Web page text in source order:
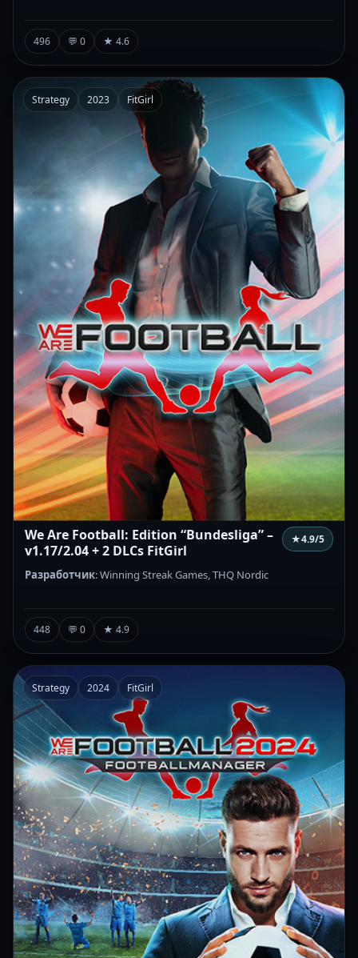
496 💬 0 ★ 4.6
Strategy 2023 FitGirl
We Are Football: Edition “Bundesliga” –
v1.17/2.04 + 2 DLCs FitGirl
★4.9/5
Разработчик: Winning Streak Games, THQ Nordic
448 💬 0 ★ 4.9
Strategy 2024 FitGirl